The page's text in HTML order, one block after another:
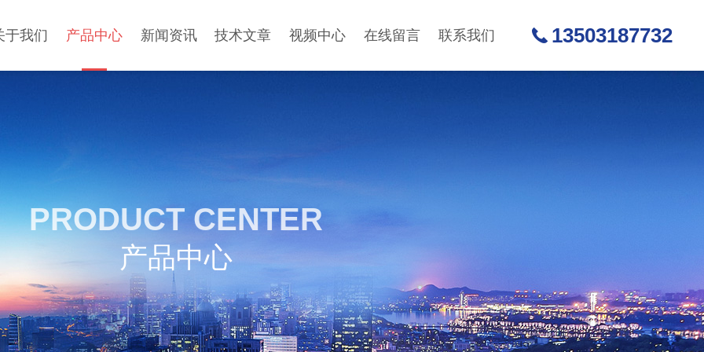
于我们 产品中心 新闻资讯 技术文章 视频中心 在线留言 联系我们 13503187732
PRODUCT CENTER
产品中心